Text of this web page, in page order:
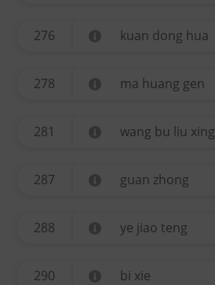
276 kuan dong hua
278 ma huang gen
281 wang bu liu xing
287 guan zhong
288 ye jiao teng
290 bi xie